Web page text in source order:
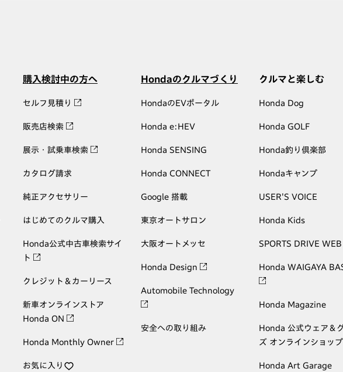
購入検討中の方へ
セルフ見積り
販売店検索
展示・試乗車検索
カタログ請求
純正アクセサリー
はじめてのクルマ購入
Honda公式中古車検索サイ
ト
クレジット＆カーリース
新車オンラインストア
Honda ON
Honda Monthly Owner
お気に入り
Hondaのクルマづくり
HondaのEVポータル
Honda e:HEV
Honda SENSING
Honda CONNECT
Google 搭載
東京オートサロン
大阪オートメッセ
Honda Design
Automobile Technology
安全への取り組み
クルマと楽しむ
Honda Dog
Honda GOLF
Honda釣り倶楽部
Hondaキャンプ
USER'S VOICE
Honda Kids
SPORTS DRIVE WEB
Honda WAIGAYA
Honda Magazine
Honda 公式ウェア＆
ズ オンラインショップ
Honda Art Garage